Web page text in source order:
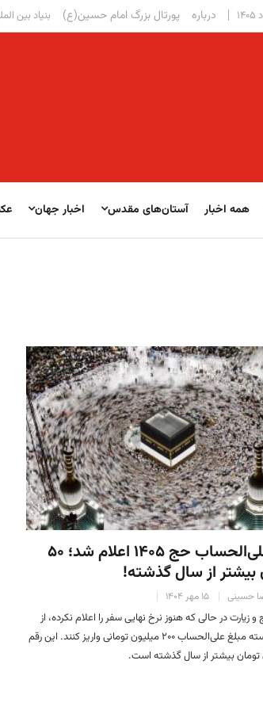
درباره پورتال بزرگ امام حسین(ع) بنیاد بین
همه اخبار آستان‌های مقدس اخبار جهان
مبلغ علی‌الحساب حج ۱۴۰۵ اعلام شد؛ ۵۰
بیشتر از سال گذشته!
حسینی ۱۵ مهر ۱۴۰۴
زیارت در حالی که هنوز نرخ نهایی سفر را اعلام نکرده، از
زائران خواسته مبلغ علی‌الحساب ۲۰۰ میلیون تومانی واریز کنند. این رقم